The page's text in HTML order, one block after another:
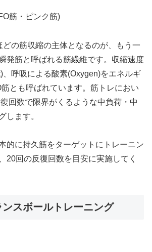
筋・ピンク筋)
の筋収縮の主体となるのが、もう一
発筋と呼ばれる筋繊維です。収縮速度
、呼吸による酸素(Oxygen)をエネルギ
とも呼ばれています。筋トレにおい
回数で限界がくるような中負荷・中
します。
的に持久筋をターゲットにトレーニン
20回の反復回数を目安に実施してく
スボールトレーニング